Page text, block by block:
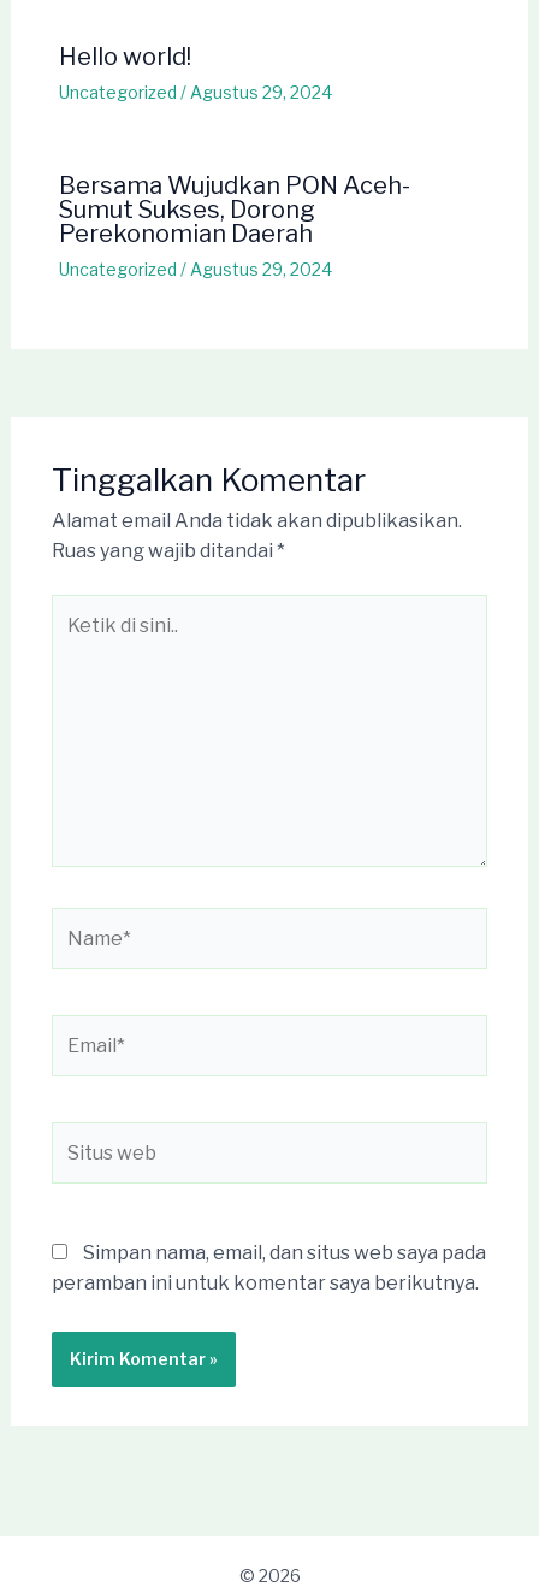
Hello world!
Uncategorized / Agustus 29, 2024
Bersama Wujudkan PON Aceh-
Sumut Sukses, Dorong
Perekonomian Daerah
Uncategorized / Agustus 29, 2024
Tinggalkan Komentar
Alamat email Anda tidak akan dipublikasikan.
Ruas yang wajib ditandai *
web
Simpan nama, email, dan situs web saya pada
peramban ini untuk komentar saya berikutnya.
© 2026